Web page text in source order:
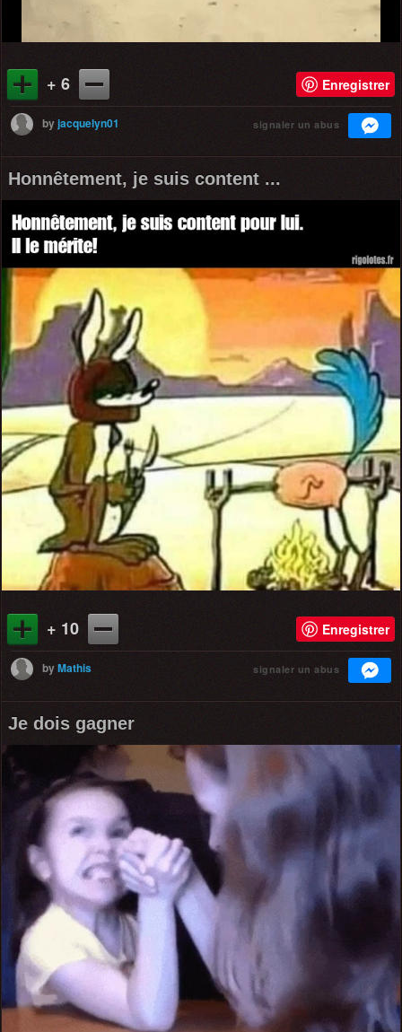
+ 6 Enregistrer
byjacquelyn01 signaler un abus
Honnêtement, je suis content ...
+ 10 Enregistrer
byMathis signaler un abus
Je dois gagner